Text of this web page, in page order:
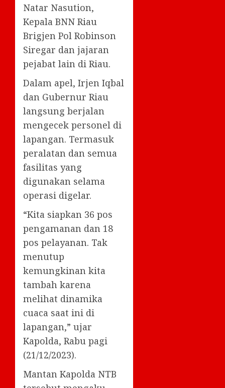
Natar Nasution,
Kepala BNN Riau
Brigjen Pol Robinson
Siregar dan jajaran
pejabat lain di Riau.
Dalam apel, Irjen Iqbal
dan Gubernur Riau
langsung berjalan
mengecek personel di
lapangan. Termasuk
peralatan dan semua
fasilitas yang
digunakan selama
operasi digelar.
“Kita siapkan 36 pos
pengamanan dan 18
pos pelayanan. Tak
menutup
kemungkinan kita
tambah karena
melihat dinamika
cuaca saat ini di
lapangan,” ujar
Kapolda, Rabu pagi
(21/12/2023).
Mantan Kapolda NTB